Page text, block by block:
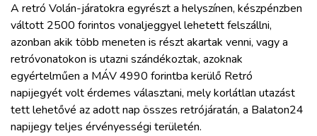
A retró Volán-járatokra egyrészt a helyszínen, készpénzben
váltott 2500 forintos vonaljeggyel lehetett felszállni,
azonban akik több meneten is részt akartak venni, vagy a
retróvonatokon is utazni szándékoztak, azoknak
egyértelműen a MÁV 4990 forintba kerülő Retró
napijegyét volt érdemes választani, mely korlátlan utazást
tett lehetővé az adott nap összes retrójáratán, a Balaton24
napijegy teljes érvényességi területén.